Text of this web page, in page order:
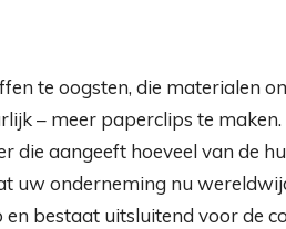
te oogsten, die materialen
– meer paperclips te
die aangeeft hoeveel van de
uw onderneming nu
bestaat uitsluitend voor de